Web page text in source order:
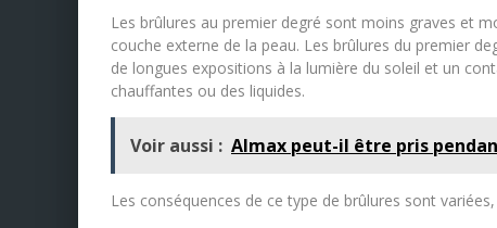
Les brûlures au premier degré sont moins graves et
couche externe de la peau. Les brûlures du premier
de longues expositions à la lumière du soleil et un
chauffantes ou des liquides.
Voir aussi : Almax peut-il être pris
Les conséquences de ce type de brûlures sont